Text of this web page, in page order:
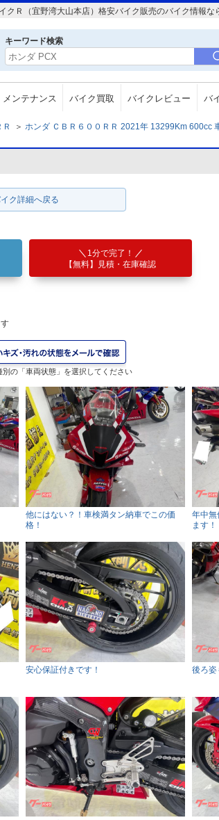
Ｒ（宜野湾大山本店）格安バイク販売のバイク情報な
キーワード検索
メンテナンス バイク買取 バイクレビュー バ
＞ ホンダ ＣＢＲ６００ＲＲ 2021年 13299Km 600cc
ク詳細へ戻る
1分で完了！
【無料】見積・在庫確認
別の「車両状態」を選択してください
他にはない？！車検満タン納車でこの価
格！
年中無
ます！
安心保証付きです！ 後ろ姿